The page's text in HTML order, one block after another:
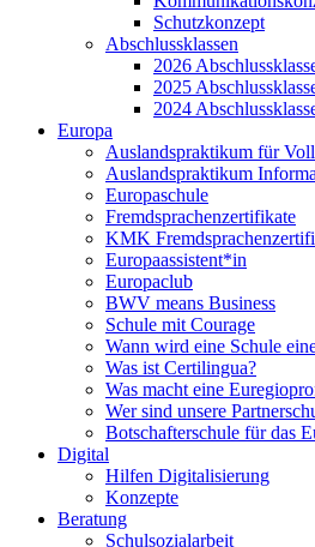
Schutzkonzept
Abschlussklassen
2026
2025
2024
Europa
Auslandspraktikum für
Auslandspraktikum
Europaschule
Fremdsprachenzertifikate
KMK
Europaassistent*in
Europaclub
BWV means Business
Schule mit Courage
Wann wird eine Schule
Was ist Certilingua?
Was macht eine
Wer sind unsere
Botschafterschule für das
Digital
Hilfen Digitalisierung
Konzepte
Beratung
Schulsozialarbeit